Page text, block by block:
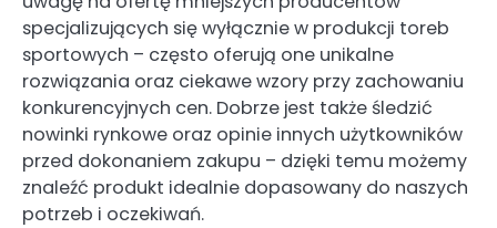
specjalizujących się wyłącznie w produkcji toreb
sportowych – często oferują one unikalne
rozwiązania oraz ciekawe wzory przy zachowaniu
konkurencyjnych cen. Dobrze jest także śledzić
nowinki rynkowe oraz opinie innych użytkowników
przed dokonaniem zakupu – dzięki temu możemy
znaleźć produkt idealnie dopasowany do naszych
potrzeb i oczekiwań.